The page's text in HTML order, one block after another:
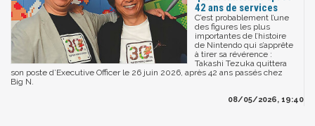
42 ans de services
C’est probablement l’une
des figures les plus
importantes de l’histoire
de Nintendo qui s’apprête
à tirer sa révérence :
Takashi Tezuka quittera
son poste d’Executive Officer le 26 juin 2026, après 42 ans passés chez
Big N.
08/05/2026, 19:40